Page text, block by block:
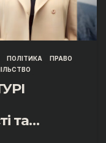
ПОЛІТИКА
ПРАВО
та